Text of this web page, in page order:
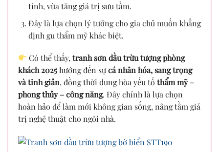
tính, vừa tăng giá trị sưu tầm.
Đây là lựa chọn lý tưởng cho gia chủ muốn khẳng
định gu thẩm mỹ khác biệt.
Có thể thấy,tranh sơn dầu trừu tượng phòng
khách 2025hướng đến sựcá nhân hóa, sang trọng
và tinh giản, đồng thời dung hòa yếu tố thẩm mỹ –
phong thủy – công năng. Đây chính là lựa chọn
hoàn hảo để làm mới không gian sống, nâng tầm giá
trị nghệ thuật cho ngôi nhà.